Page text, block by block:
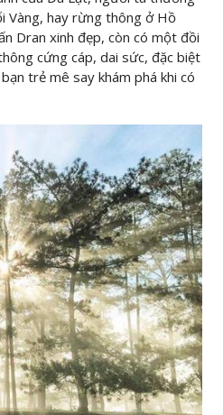
Vàng, hay rừng thông ở Hồ
Dran xinh đẹp, còn có một đồi
cứng cáp, dai sức, đặc biệt
trẻ mê say khám phá khi có